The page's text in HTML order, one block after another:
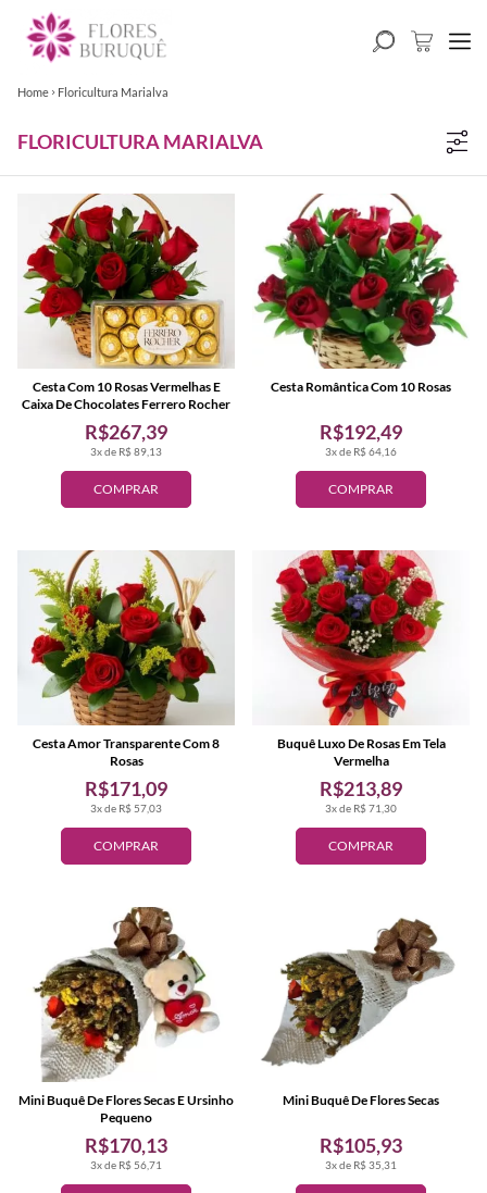
Home Floricultura Marialva
FLORICULTURA MARIALVA
COMPRAR
3x de R$ 89,13
R$267,39
Cesta Com 10 Rosas Vermelhas E
Caixa De Chocolates Ferrero Rocher
COMPRAR
3x de R$ 64,16
R$192,49
Cesta Romântica Com 10 Rosas
COMPRAR
3x de R$ 57,03
R$171,09
Cesta Amor Transparente Com 8
Rosas
COMPRAR
3x de R$ 71,30
R$213,89
Buquê Luxo De Rosas Em Tela
Vermelha
3x de R$ 56,71
R$170,13
Mini Buquê De Flores Secas E Ursinho
Pequeno
3x de R$ 35,31
R$105,93
Mini Buquê De Flores Secas